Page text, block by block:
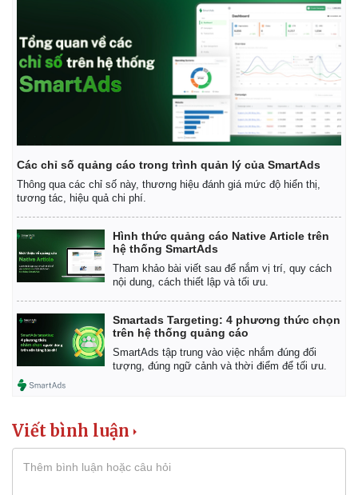
Các chỉ số quảng cáo trong trình quản lý của SmartAds
Thông qua các chỉ số này, thương hiệu đánh giá mức độ hiển thị,
tương tác, hiệu quả chi phí.
Hình thức quảng cáo Native Article trên
hệ thống SmartAds
Tham khảo bài viết sau để nắm vị trí, quy cách
nội dung, cách thiết lập và tối ưu.
Smartads Targeting: 4 phương thức chọn
trên hệ thống quảng cáo
SmartAds tập trung vào việc nhắm đúng đối
tượng, đúng ngữ cảnh và thời điểm để tối ưu.
Viết bình luận